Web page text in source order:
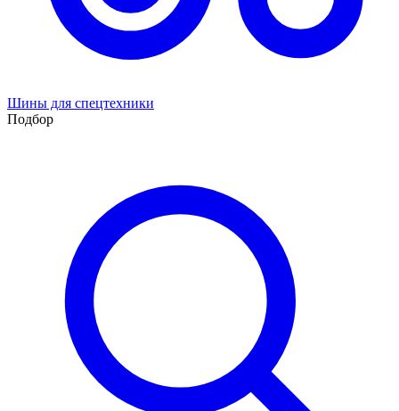
Шины для спецтехники
Подбор